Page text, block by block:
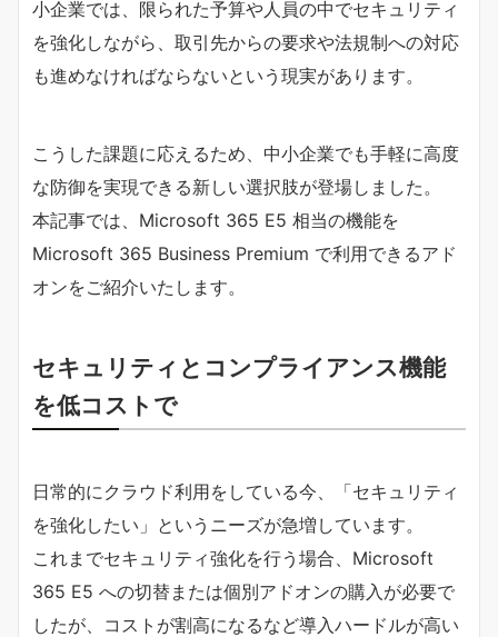
小企業では、限られた予算や人員の中でセキュリティ
を強化しながら、取引先からの要求や法規制への対応
も進めなければならないという現実があります。
こうした課題に応えるため、中小企業でも手軽に高度
な防御を実現できる新しい選択肢が登場しました。
本記事では、Microsoft 365 E5 相当の機能を
Microsoft 365 Business Premium で利用できるアド
オンをご紹介いたします。
セキュリティとコンプライアンス機能
を低コストで
日常的にクラウド利用をしている今、「セキュリティ
を強化したい」というニーズが急増しています。
これまでセキュリティ強化を行う場合、Microsoft
365 E5 への切替または個別アドオンの購入が必要で
したが、コストが割高になるなど導入ハードルが高い